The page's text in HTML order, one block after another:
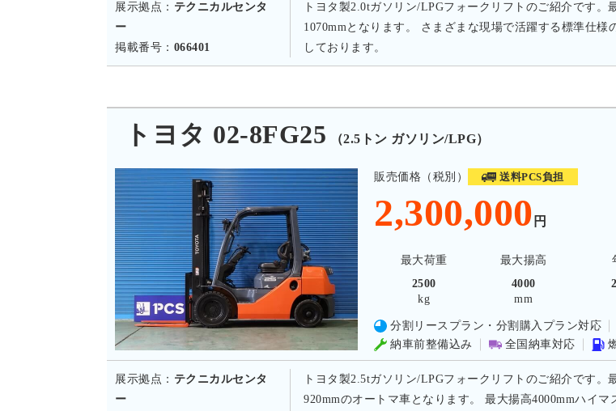
展示拠点： テクニカルセンタ
ー
掲載番号： 066401
トヨタ製2.0tガソリン/LPGフォークリフトのご紹介です
1070mmとなります。 さまざまな現場で活躍する標準仕
しております。
トヨタ 02-8FG25 （2.5トン ガソリン/LPG）
販売価格（税別） 送料PCS負担
2,300,000 円
最大荷重 最大揚高
2500
kg
4000
mm
分割リースプラン・分割購入プラン対応
納車前整備込み
全国納車対応
展示拠点： テクニカルセンタ
ー
トヨタ製2.5tガソリン/LPGフォークリフトのご紹介です
920mmのオートマ車となります。 最大揚高4000mmハイ